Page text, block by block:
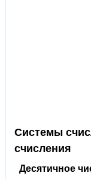
Системы
счисления
Десятичное